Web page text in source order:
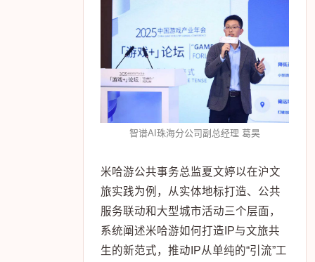
智谱AI珠海分公司副总经理 葛昊
米哈游公共事务总监夏文婷以在沪文
旅实践为例，从实体地标打造、公共
服务联动和大型城市活动三个层面，
系统阐述米哈游如何打造IP与文旅共
生的新范式，推动IP从单纯的“引流”工